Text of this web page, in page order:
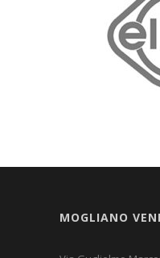
MOGLIANO